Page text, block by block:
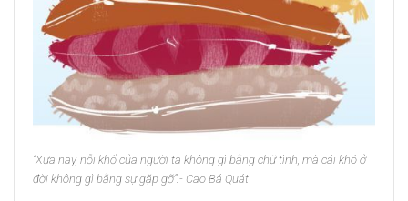
“Xưa nay, nỗi khổ của người ta không gì bằng chữ tình, mà cái khó ở
đời không gì bằng sự gặp gỡ”.- Cao Bá Quát